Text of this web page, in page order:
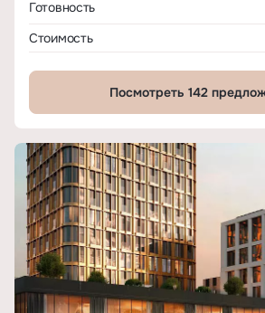
Готовность
Стоимость
Посмотреть 142